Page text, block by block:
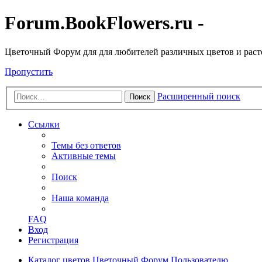
Forum.BookFlowers.ru -
Цветочный Форум для для любителей различных цветов и
Пропустить
Поиск Расширенный поиск
Ссылки
Темы без ответов
Активные темы
Поиск
Наша команда
FAQ
Вход
Регистрация